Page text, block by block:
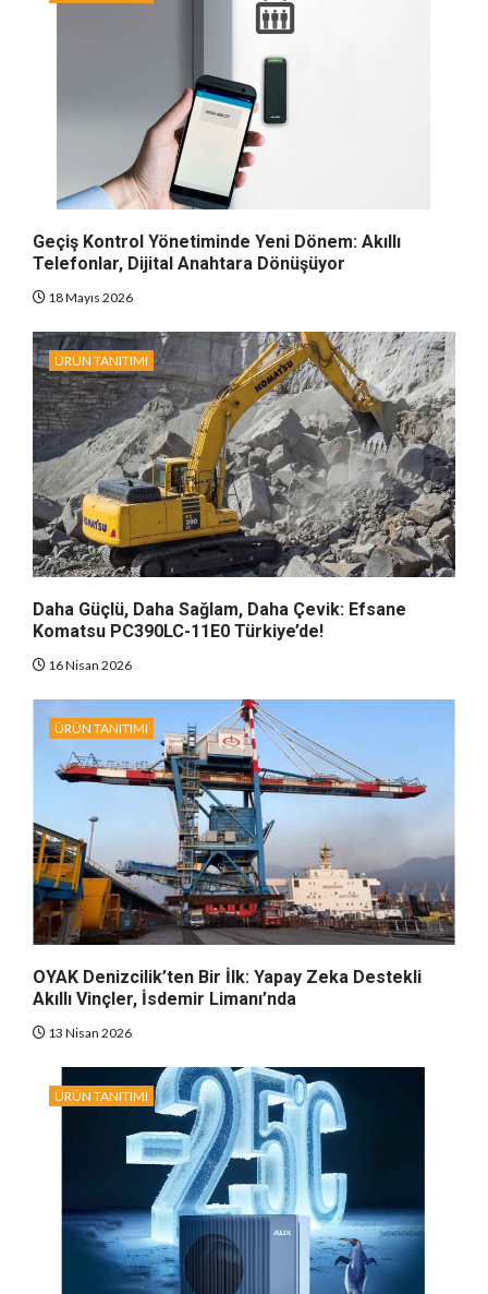
Geçiş Kontrol Yönetiminde Yeni Dönem: Akıllı
Telefonlar, Dijital Anahtara Dönüşüyor
18 Mayıs 2026
ÜRÜN TANITIMI
Daha Güçlü, Daha Sağlam, Daha Çevik: Efsane
Komatsu PC390LC-11E0 Türkiye’de!
16 Nisan 2026
ÜRÜN TANITIMI
OYAK Denizcilik’ten Bir İlk: Yapay Zeka Destekli
Akıllı Vinçler, İsdemir Limanı’nda
13 Nisan 2026
ÜRÜN TANITIMI